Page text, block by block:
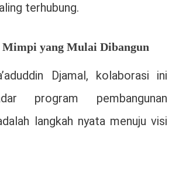
terhubung.
yang Mulai Dibangun
Djamal, kolaborasi ini
program pembangunan
langkah nyata menuju visi